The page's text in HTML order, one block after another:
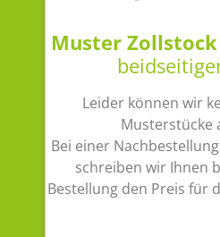
Muster
Leider können wir
Musterstücke
Bei einer
schreiben wir Ihnen
Bestellung den Preis für